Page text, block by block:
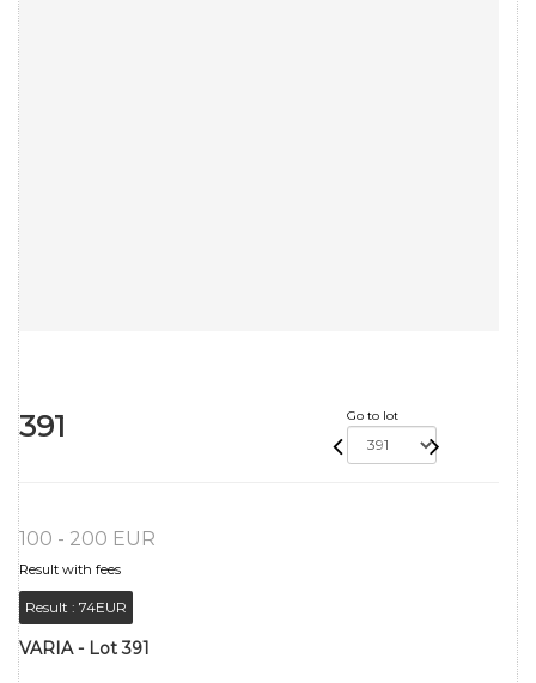
391 Go to lot
100 - 200 EUR
Result with fees
Result : 74EUR
VARIA - Lot 391